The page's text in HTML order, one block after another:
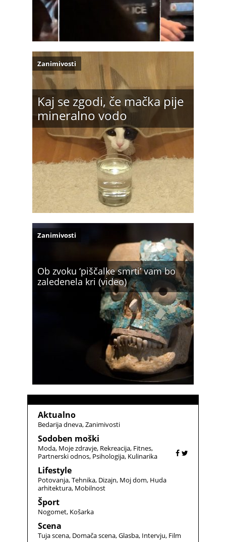
Kaj se zgodi, če mačka pije
mineralno vodo
Zanimivosti
Ob zvoku ‘piščalke smrti’ vam bo
zaledenela kri (video)
Zanimivosti
Aktualno
Bedarija dneva Zanimivosti
Sodoben moški
Moda Moje zdravje Rekreacija Fitnes
Partnerski odnos Psihologija Kulinarika
Lifestyle
Potovanja Tehnika Dizajn Moj dom Huda
arhitektura Mobilnost
Šport
Nogomet Košarka
Scena
Tuja scena Domača scena Glasba Intervju Film